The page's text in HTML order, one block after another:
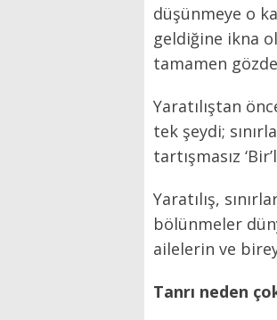
düşünmeye o
geldiğine ikna
tamamen
Yaratılıştan
tek şeydi;
tartışmasız
Yaratılış,
bölünmeler
ailelerin ve
Tanrı neden